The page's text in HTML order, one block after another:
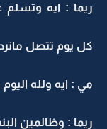
: ايه وتسلم
يوم تتصل
: ايه ولله اليوم
: وظالمين البنت